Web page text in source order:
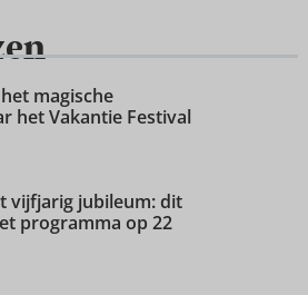
magische
het Vakantie Festival
vijfjarig jubileum: dit
programma op 22